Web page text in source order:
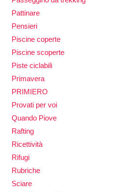
Pattinare
Pensieri
Piscine coperte
Piscine scoperte
Piste ciclabili
Primavera
PRIMIERO
Provati per voi
Quando Piove
Rafting
Ricettività
Rifugi
Rubriche
Sciare